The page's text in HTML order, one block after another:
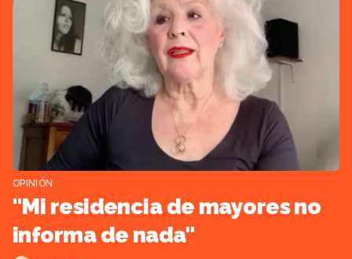
OPINIÓN
"Mi residencia de mayores no
informa de nada"